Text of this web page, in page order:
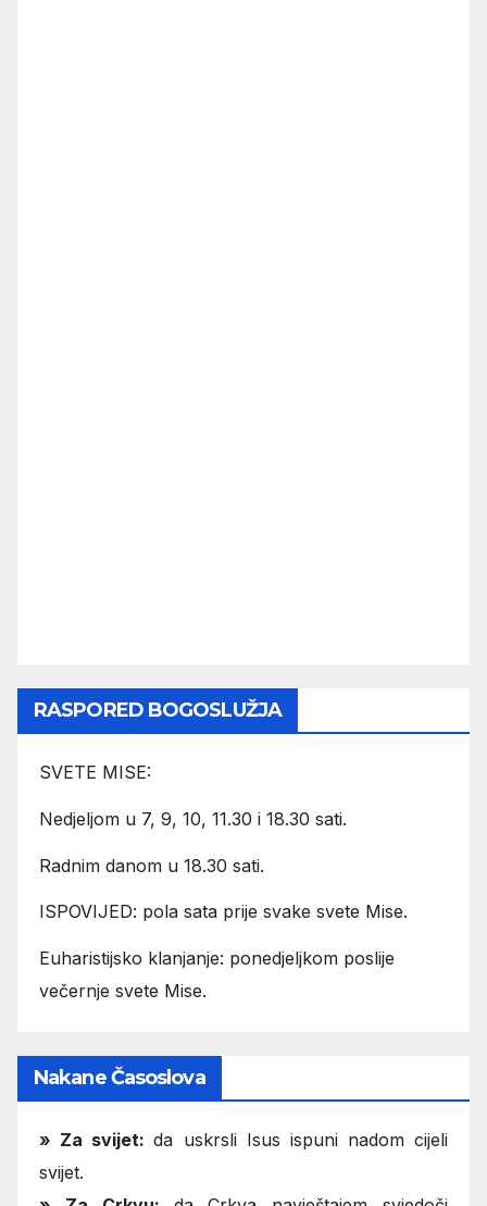
RASPORED BOGOSLUŽJA
SVETE MISE:
Nedjeljom u 7, 9, 10, 11.30 i 18.30 sati.
Radnim danom u 18.30 sati.
ISPOVIJED: pola sata prije svake svete Mise.
Euharistijsko klanjanje: ponedjeljkom poslije
večernje svete Mise.
Nakane Časoslova
» Za svijet:da uskrsli Isus ispuni nadom cijeli
svijet.